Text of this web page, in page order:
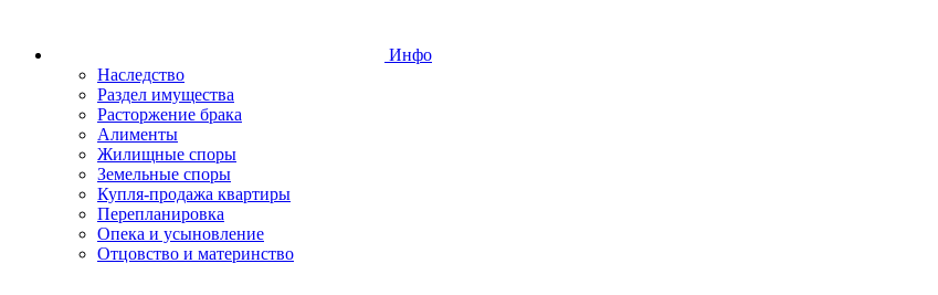
Инфо
Наследство
Раздел имущества
Расторжение брака
Алименты
Жилищные споры
Земельные споры
Купля-продажа квартиры
Перепланировка
Опека и усыновление
Отцовство и материнство